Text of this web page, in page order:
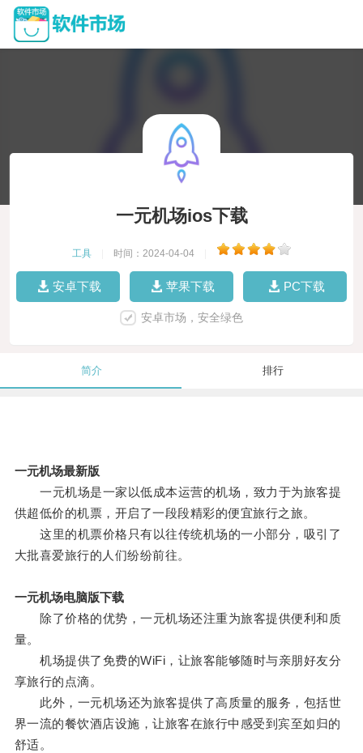
一元机场ios下载
工具 时间：2024-04-04
安卓下载 苹果下载 PC下载
安卓市场，安全绿色
简介 排行
一元机场最新版
一元机场是一家以低成本运营的机场，致力于为旅客提
供超低价的机票，开启了一段段精彩的便宜旅行之旅。
这里的机票价格只有以往传统机场的一小部分，吸引了
大批喜爱旅行的人们纷纷前往。
一元机场电脑版下载
除了价格的优势，一元机场还注重为旅客提供便利和质
量。
机场提供了免费的WiFi，让旅客能够随时与亲朋好友分
享旅行的点滴。
此外，一元机场还为旅客提供了高质量的服务，包括世
界一流的餐饮酒店设施，让旅客在旅行中感受到宾至如归的
舒适。